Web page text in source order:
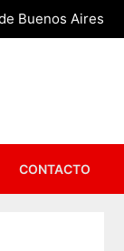
Buenos Aires
CONTACTO